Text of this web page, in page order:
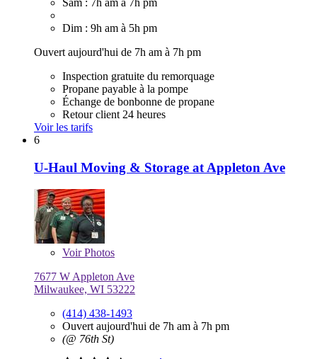
Sam : 7h am à 7h pm
Dim : 9h am à 5h pm
Ouvert aujourd'hui de 7h am à 7h pm
Inspection gratuite du remorquage
Propane payable à la pompe
Échange de bonbonne de propane
Retour client 24 heures
Voir les tarifs
6
U-Haul Moving & Storage at Appleton Ave
VoirPhotos
7677 W Appleton Ave
Milwaukee, WI 53222
(414) 438-1493
Ouvert aujourd'hui de 7h am à 7h pm
(@ 76th St)